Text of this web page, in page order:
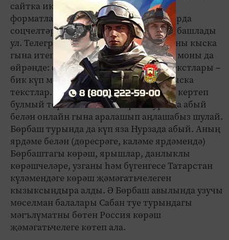
сайтка икенче төрле яза ул. Бирелеш
форматлары төрле чөнки. Соңгы елларда
соцчелтәрләр өчен дә махсус атап яза башлады
ул. Телеграм-каналда озын мәгълүматны кыска
гына итеп бирү сорала. Нурзада абый моны да
өйрәнде: фото, видеолары шәп һәм текстлары –
бик күп мәгънәне үзенә сыйдырган кыска
текстлар. Яшьләргә күпме өйрәтеп тә кертеп
булмый торган нечкәлекләрне Нурзада абый
белән онлайн гына аралашып аңлашабыз шулай.
Бөрбаш турында да күп яза Нурзада абый. Аның
ярдәме белән (дөресрәге, каләме ярдәмендә)
Бөрбаштагы көрәш, ярышлар, данлыклы
көрәшчеләре, узганы һәм бүгенгесе Татарстан
күләмендәге көрәш җәмәгатьчелеген
кызыксындыра алды. Ә Бөрбаш авылында узучы
мөселман балалары Сабан туе турындагы
мәгълүматны бөтен Россия көрәш
җәмәгатьчелеге көтеп ала.